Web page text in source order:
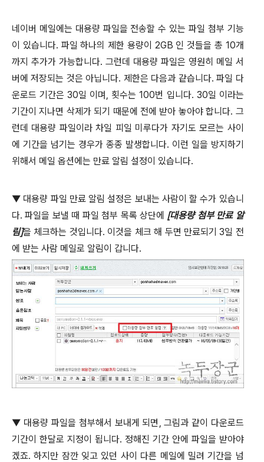
네이버 메일에는 대용량 파일을 전송할 수 있는 파일 첨부 기능
이 있습니다. 파일 하나의 제한 용량이 2GB 인 것들을 총 10개
까지 추가가 가능합니다. 그런데 대용량 파일은 영원히 메일 서
버에 저장되는 것은 아닙니다. 제한은 다음과 같습니다.파일 다
운로드 기간은30일 이며, 횟수는100번 입니다. 30일 이라는
기간이 지나면 삭제가 되기 때문에 전에 받아 놓아야 합니다. 그
런데 대용량 파일이라 차일 피일 미루다가 자기도 모르는 사이
에 기간을 넘기는 경우가 종종 발생합니다. 이런 일을 방지하기
위해서 메일 옵션에는 만료 알림 설정이 있습니다.
▼ 대용량 파일 만료 알림 설정은 보내는 사람이 할 수가 있습니
다.파일을 보낼 때 파일 첨부 목록 상단에 [대용량 첨부 만료 알
림]을 체크하는 것입니다. 이것을 체크 해 두면 만료되기3일 전
에 받는 사람 메일로 알림이 갑니다.
▼ 대용량 파일을 첨부해서 보내게 되면 ,그림과 같이 다운로드
기간이 한달로 지정이 됩니다. 정해진 기간 안에 파일을 받아야
겠죠.하지만 잠깐 잊고 있던 사이 다른 메일에 밀려 기간을 넘